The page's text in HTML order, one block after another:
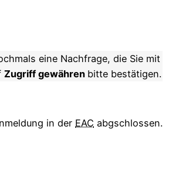
eine Nachfrage, die Sie mit
Zugriff gewähren bitte bestätigen.
in der EAC abgschlossen.